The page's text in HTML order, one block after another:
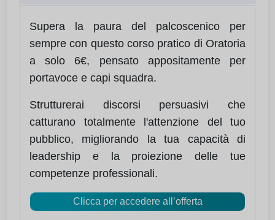
Supera la paura del palcoscenico per
sempre con questo corso pratico di Oratoria
a solo 6€, pensato appositamente per
portavoce e capi squadra.
Strutturerai discorsi persuasivi che
catturano totalmente l'attenzione del tuo
pubblico, migliorando la tua capacità di
leadership e la proiezione delle tue
competenze professionali.
Clicca per accedere all’offerta